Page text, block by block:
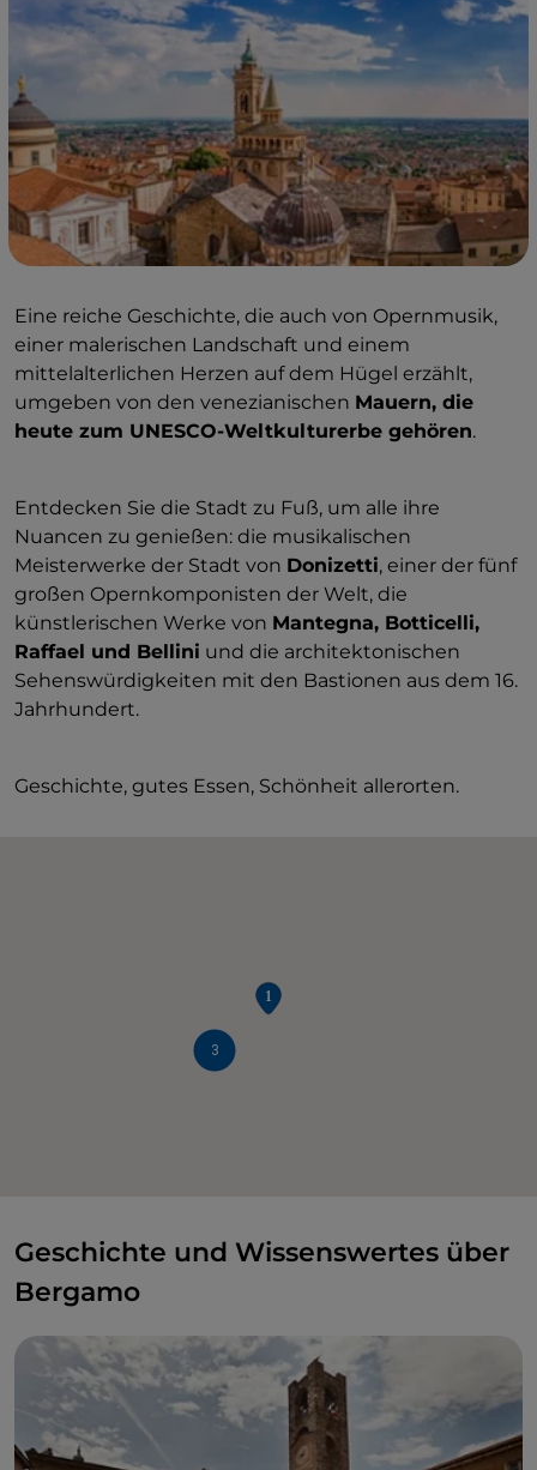
Eine reiche Geschichte, die auch von Opernmusik,
einer malerischen Landschaft und einem
mittelalterlichen Herzen auf dem Hügel erzählt,
umgeben von den venezianischen Mauern, die
heute zum UNESCO-Weltkulturerbe gehören.
Entdecken Sie die Stadt zu Fuß, um alle ihre
Nuancen zu genießen: die musikalischen
Meisterwerke der Stadt von Donizetti, einer der fünf
großen Opernkomponisten der Welt, die
künstlerischen Werke von Mantegna, Botticelli,
Raffael und Bellini und die architektonischen
Sehenswürdigkeiten mit den Bastionen aus dem 16.
Jahrhundert.
Geschichte, gutes Essen, Schönheit allerorten.
3
Geschichte und Wissenswertes über
Bergamo